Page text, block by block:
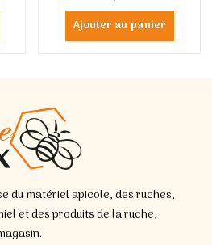
Ajouter au panier
du matériel apicole, des ruches,
et des produits de la ruche,